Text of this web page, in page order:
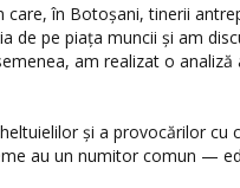
care, în Botoșani, tinerii
de pe piața muncii și am
am realizat o
și a provocărilor cu
au un numitor comun —